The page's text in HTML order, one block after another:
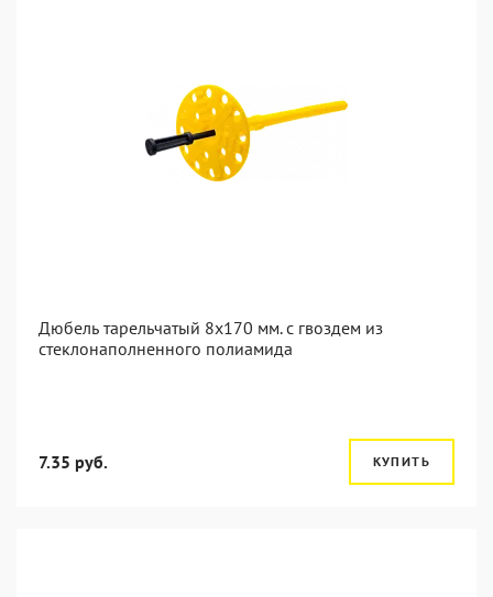
Дюбель тарельчатый 8x170 мм. c гвоздем из
стеклонаполненного полиамида
7.35 руб. КУПИТЬ